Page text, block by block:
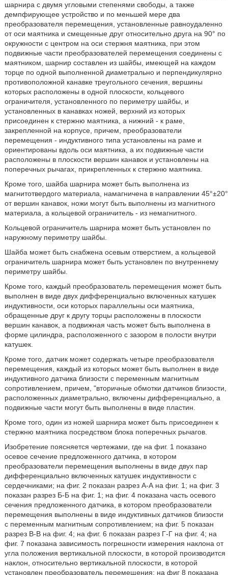
шарнира с двумя угловыми степенями свободы, а также
демпфирующее устройство и по меньшей мере два
преобразователя перемещения, установленные равноудаленно
от оси маятника и смещенные друг относительно друга на 90° по
окружности с центром на оси стержня маятника, при этом
подвижные части преобразователей перемещения соединены с
маятником, шарнир составлен из шайбы, имеющей на каждом
торце по одной выполненной диаметрально и перпендикулярно
противоположной канавке треугольного сечения, вершины
которых расположены в одной плоскости, кольцевого
ограничителя, установленного по периметру шайбы, и
установленных в канавках ножей, верхний из которых
присоединен к стержню маятника, а нижний - к раме,
закрепленной на корпусе, причем, преобразователи
перемещения - индуктивного типа установлены на раме и
ориентированы вдоль оси маятника, а их подвижные части
расположены в плоскости вершин канавок и установлены на
поперечных рычагах, прикрепленных к стержню маятника.
Кроме того, шайба шарнира может быть выполнена из
магнитотвердого материала, намагничена в направлении 45°±20°
от вершин канавок, ножи могут быть выполнены из магнитного
материала, а кольцевой ограничитель - из немагнитного.
Кольцевой ограничитель шарнира может быть установлен по
наружному периметру шайбы.
Шайба может быть снабжена осевым отверстием, а кольцевой
ограничитель шарнира может быть установлен по внутреннему
периметру шайбы.
Кроме того, каждый преобразователь перемещения может быть
выполнен в виде двух дифференциально включенных катушек
индуктивности, оси которых параллельны оси маятника,
обращенные друг к другу торцы расположены в плоскости
вершин канавок, а подвижная часть может быть выполнена в
форме цилиндра, расположенного с зазором в полости внутри
катушек.
Кроме того, датчик может содержать четыре преобразователя
перемещения, каждый из которых может быть выполнен в виде
индуктивного датчика близости с переменным магнитным
сопротивлением, причем, "вторичные обмотки датчиков близости,
расположенных диаметрально, включены дифференциально, а
подвижные части могут быть выполнены в виде пластин.
Кроме того, один из ножей шарнира может быть присоединен к
стержню маятника посредством блока поперечных рычагов.
Изобретение поясняется чертежами, где на фиг. 1 показано
осевое сечение предложенного датчика, в котором
преобразователи перемещения выполнены в виде двух пар
дифференциально включенных катушек индуктивности с
сердечниками; на фиг. 2 показан разрез А-А на фиг. 1; на фиг. 3
показан разрез Б-Б на фиг. 1; на фиг. 4 показана часть осевого
сечения предложенного датчика, в котором преобразователи
перемещения выполнены в виде индуктивных датчиков близости
с переменным магнитным сопротивлением; на фиг. 5 показан
разрез В-В на фиг. 4; на фиг. 6 показан разрез Г-Г на фиг. 4; на
фиг. 7 показана зависимость погрешности измерения наклона от
угла положения вертикальной плоскости, в которой производится
наклон, относительно вертикальной плоскости, в которой
установлен преобразователь перемещения; на фиг 8 показана